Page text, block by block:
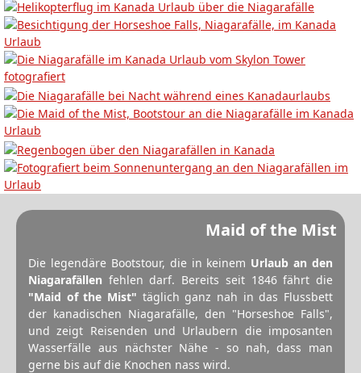
Maid of the Mist
Die legendäre Bootstour, die in keinem Urlaub an den
Niagarafällen fehlen darf. Bereits seit 1846 fährt die
"Maid of the Mist" täglich ganz nah in das Flussbett
der kanadischen Niagarafälle, den "Horseshoe Falls",
und zeigt Reisenden und Urlaubern die imposanten
Wasserfälle aus nächster Nähe - so nah, dass man
gerne bis auf die Knochen nass wird.